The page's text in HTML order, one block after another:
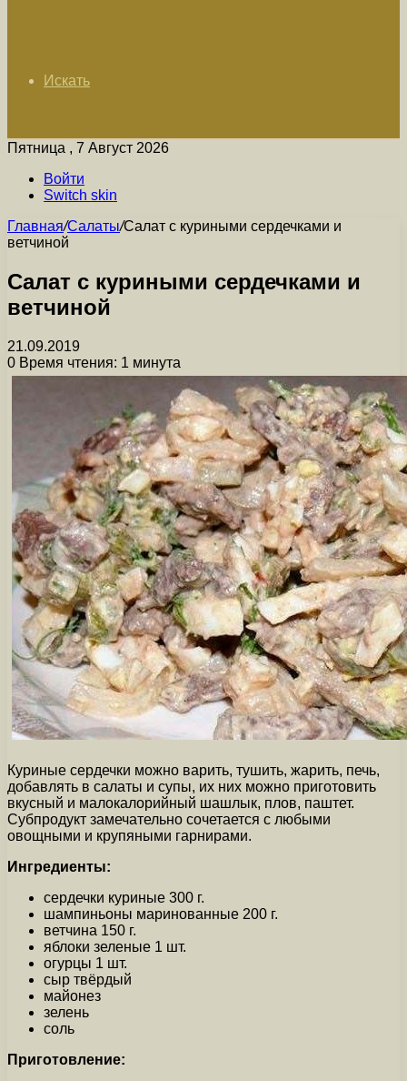
Искать
Пятница , 7 Август 2026
Войти
Switch skin
Главная/Салаты/Салат с куриными сердечками и
ветчиной
Салат с куриными сердечками и
ветчиной
21.09.2019
0 Время чтения: 1 минута
Куриные сердечки можно варить, тушить, жарить, печь,
добавлять в салаты и супы, их них можно приготовить
вкусный и малокалорийный шашлык, плов, паштет.
Субпродукт замечательно сочетается с любыми
овощными и крупяными гарнирами.
Ингредиенты:
сердечки куриные 300 г.
шампиньоны маринованные 200 г.
ветчина 150 г.
яблоки зеленые 1 шт.
огурцы 1 шт.
сыр твёрдый
майонез
зелень
соль
Приготовление: